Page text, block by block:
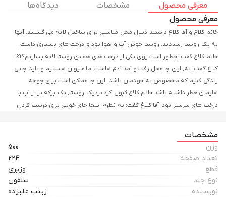
معرفی محصول مشخصات
دیدگاه ها
معرفی محصول
خانم کلاغ و آقا کلاغ داشتند دنبال محل مناسبی برای ساختن لانه می گشتند. آنها
به یک روستا رسیدند. روستا خوش آب و هوا بود و درخت های بسیاری داشت.
خانم کلاغ گفت: چطور است روی یکی از درخت های همین روستا لانه بسازیم؟آقا
کلاغ گفت: نه, این جا محل رفت و آمد آدم هاست. ما حیوان هستیم و باید جایی
زندگی کنیم که مخصوص به خودمان باشد. این جا ممکن است برای جوجه
هایمان خطر داشته باشد.خانم کلاغ قبول کرد.نزدیک روستا, یک برکه پر از آب با
درخت های سرسبز بود. آقا کلاغ گفت: به نظرم اینجا جای خوبی برای درست کردن
کردند...( کتاب قصه های پند آموز کهن دفتر دوم / صفحه 25 )
مشخصات
وزن
500
تعداد صفحه
224
قطع
وزیری
نوع جلد
سلفون
نویسنده
زینب علیزاده